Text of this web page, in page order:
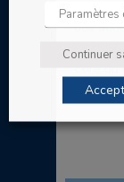
Prêtre
des
Paramètres
Continuer